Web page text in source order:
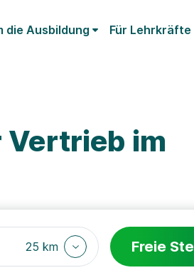
die Ausbildung Für Lehrkräfte
im
25 km Freie